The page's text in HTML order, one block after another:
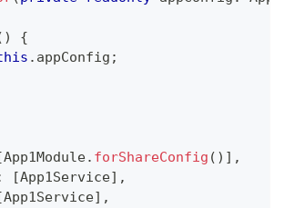
)
{
. appConfig ;
App1Module. forShareConfig ( ) ] ,
[App1Service] ,
App1Service] ,